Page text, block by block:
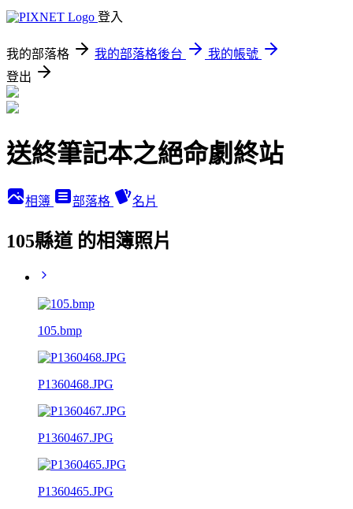
登入
我的部落格 我的部落格後台
我的帳號
登出
送終筆記本之絕命劇終站
相簿 部落格 名片
105縣道 的相簿照片
105.bmp
P1360468.JPG
P1360467.JPG
P1360465.JPG